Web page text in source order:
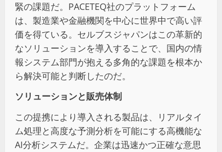
緊の課題だ。PACETEQ社のプラットフォーム
は、製造業や金融機関を中心に世界中で高い評
価を得ている。セルブスジャパンはこの革新的
なソリューションを導入することで、国内の情
報システム部門が抱える多角的な課題を根本か
ら解決可能と判断したのだ。
ソリューションと販売体制
この提携により導入される製品は、リアルタイ
ム処理と高度な予測分析を可能にする高機能な
AI分析システムだ。企業は迅速かつ正確な意思